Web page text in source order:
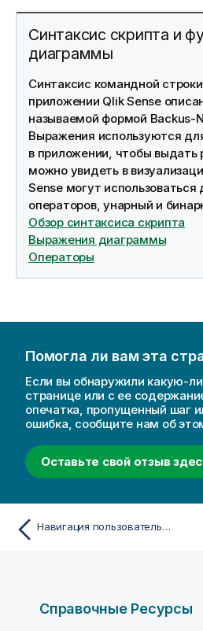
Синтаксис скрипта и
диаграммы
Синтаксис командной
приложении Qlik Sense
называемой формой Backus-
Выражения используются
в приложении, чтобы выдать
можно увидеть в
Senseмогут использоваться
операторов, унарный и
Обзор синтаксиса скрипта
Выражения диаграммы
Операторы
Помогла ли вам эта
Если вы обнаружили какую-
странице или с ее
опечатка, пропущенный шаг
ошибка, сообщите нам об
Оставьте свой отзыв
Навигация пользовательского интерфейса и взаимодействие с ним
Справочные Ресурсы